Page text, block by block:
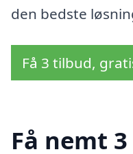
den bedste
Få 3 tilbud,
Få nemt